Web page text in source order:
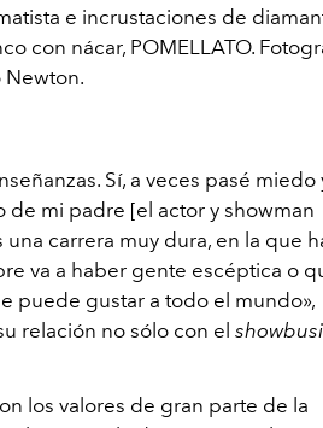
e incrustaciones de
con nácar, POMELLATO.
Sí, a veces pasé miedo
mi padre [el actor y showman
carrera muy dura, en la que
va a haber gente escéptica o
puede gustar a todo el mundo»,
relación no sólo con el
los valores de gran parte de la